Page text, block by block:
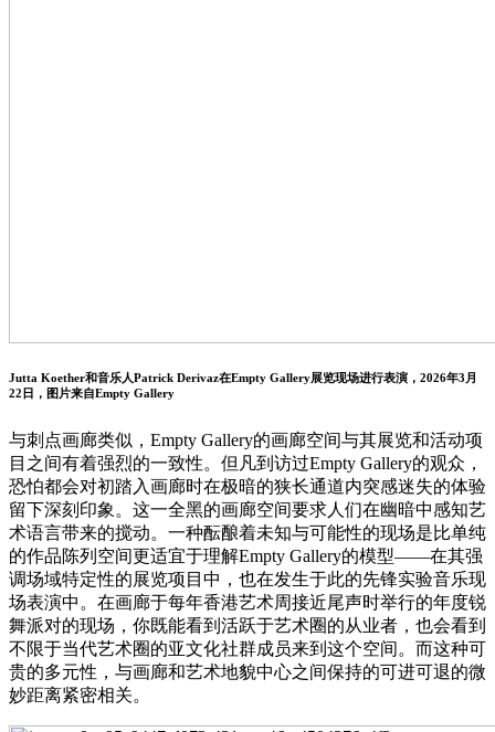
Jutta Koether和音乐人Patrick Derivaz在Empty Gallery展览现场进行表演，2026年3月
22日，图片来自Empty Gallery
与刺点画廊类似，Empty Gallery的画廊空间与其展览和活动项
目之间有着强烈的一致性。但凡到访过Empty Gallery的观众，
恐怕都会对初踏入画廊时在极暗的狭长通道内突感迷失的体验
留下深刻印象。这一全黑的画廊空间要求人们在幽暗中感知艺
术语言带来的搅动。一种酝酿着未知与可能性的现场是比单纯
的作品陈列空间更适宜于理解Empty Gallery的模型——在其强
调场域特定性的展览项目中，也在发生于此的先锋实验音乐现
场表演中。在画廊于每年香港艺术周接近尾声时举行的年度锐
舞派对的现场，你既能看到活跃于艺术圈的从业者，也会看到
不限于当代艺术圈的亚文化社群成员来到这个空间。而这种可
贵的多元性，与画廊和艺术地貌中心之间保持的可进可退的微
妙距离紧密相关。